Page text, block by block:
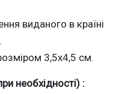
виданого в країні
3,5х4,5 см.
необхідності) :